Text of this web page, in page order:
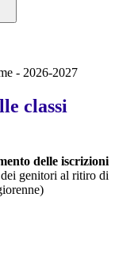
- 2026-2027
classi
delle iscrizioni
genitori al ritiro di